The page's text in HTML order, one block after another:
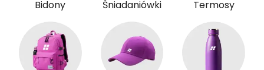
Bidony Śniadaniówki Termosy